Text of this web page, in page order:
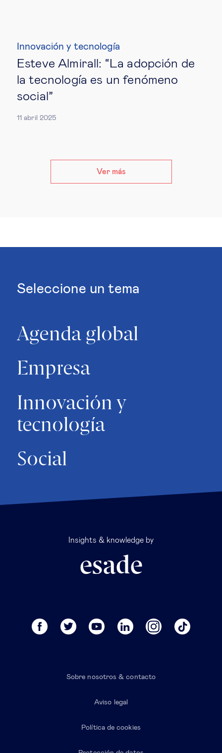
Innovación y tecnología
Esteve Almirall: “La adopción de
la tecnología es un fenómeno
social”
11 abril 2025
Ver más
Seleccione un tema
Agenda global
Empresa
Innovación y
tecnología
Social
Insights & knowledge by
Sobre nosotros & contacto
Aviso legal
Política de cookies